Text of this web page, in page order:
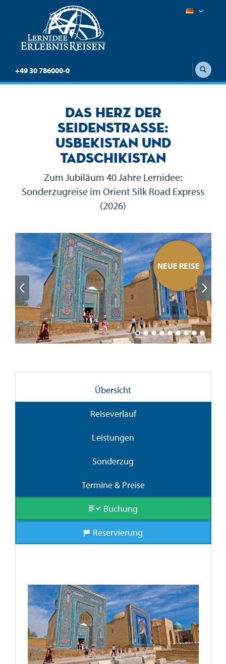
+49 30 786000-0
Das Herz der
Seidenstraße:
Usbekistan und
Tadschikistan
Zum Jubiläum 40 Jahre Lernidee:
Sonderzugreise im Orient Silk Road Express
(2026)
NEUE REISE
Übersicht
Reiseverlauf
Leistungen
Sonderzug
Termine & Preise
Buchung
Reservierung